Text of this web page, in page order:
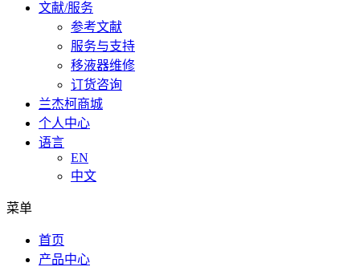
文献/服务
参考文献
服务与支持
移液器维修
订货咨询
兰杰柯商城
个人中心
语言
EN
中文
菜单
首页
产品中心